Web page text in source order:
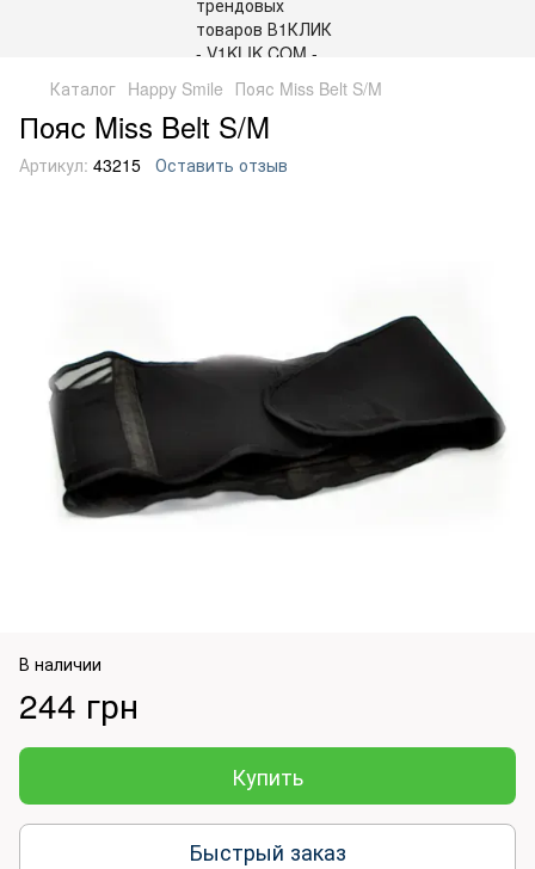
Каталог Happy Smile Пояс Miss Belt S/M
Пояс Miss Belt S/M
Артикул: 43215 Оставить отзыв
В наличии
244 грн
Купить
Быстрый заказ